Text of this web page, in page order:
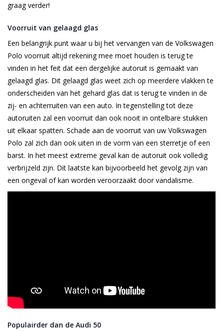
graag verder!
Voorruit van gelaagd glas
Een belangrijk punt waar u bij het vervangen van de Volkswagen
Polo voorruit altijd rekening mee moet houden is terug te
vinden in het feit dat een dergelijke autoruit is gemaakt van
gelaagd glas. Dit gelaagd glas weet zich op meerdere vlakken te
onderscheiden van het gehard glas dat is terug te vinden in de
zij- en achterruiten van een auto. In tegenstelling tot deze
autoruiten zal een voorruit dan ook nooit in ontelbare stukken
uit elkaar spatten. Schade aan de voorruit van uw Volkswagen
Polo zal zich dan ook uiten in de vorm van een sterretje of een
barst. In het meest extreme geval kan de autoruit ook volledig
verbrijzeld zijn. Dit laatste kan bijvoorbeeld het gevolg zijn van
een ongeval of kan worden veroorzaakt door vandalisme.
Populairder dan de Audi 50